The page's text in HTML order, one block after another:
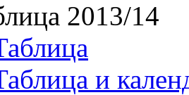
2013/14
и